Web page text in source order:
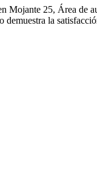
Mojante 25, Área de
la